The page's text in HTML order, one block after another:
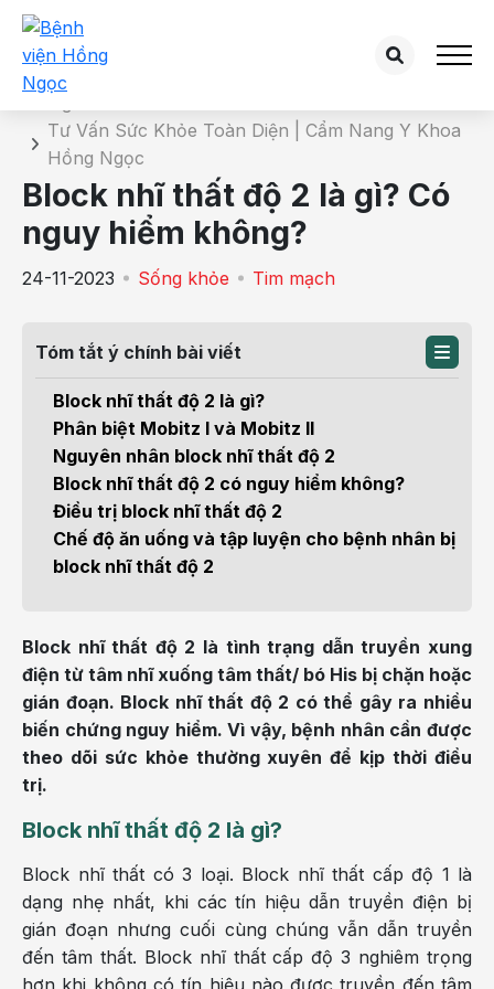
Chi tiết bài tư vấn
Tư Vấn Sức Khỏe Toàn Diện | Cẩm Nang Y Khoa
Hồng Ngọc
Block nhĩ thất độ 2 là gì? Có
nguy hiểm không?
24-11-2023 Sống khỏe Tim mạch
Tóm tắt ý chính bài viết
Block nhĩ thất độ 2 là gì?
Phân biệt Mobitz I và Mobitz II
Nguyên nhân block nhĩ thất độ 2
Block nhĩ thất độ 2 có nguy hiểm không?
Điều trị block nhĩ thất độ 2
Chế độ ăn uống và tập luyện cho bệnh nhân bị
block nhĩ thất độ 2
Block nhĩ thất độ 2 là tình trạng dẫn truyền xung
điện từ tâm nhĩ xuống tâm thất/ bó His bị chặn hoặc
gián đoạn. Block nhĩ thất độ 2 có thể gây ra nhiều
biến chứng nguy hiểm. Vì vậy, bệnh nhân cần được
theo dõi sức khỏe thường xuyên để kịp thời điều
trị.
Block nhĩ thất độ 2 là gì?
Block nhĩ thất có 3 loại. Block nhĩ thất cấp độ 1 là
dạng nhẹ nhất, khi các tín hiệu dẫn truyền điện bị
gián đoạn nhưng cuối cùng chúng vẫn dẫn truyền
đến tâm thất. Block nhĩ thất cấp độ 3 nghiêm trọng
hơn khi không có tín hiệu nào được truyền đến tâm